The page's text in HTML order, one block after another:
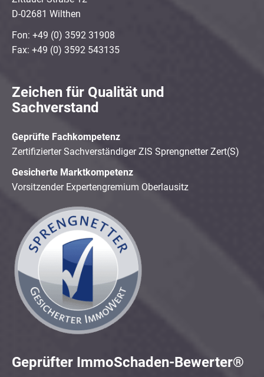
D-02681 Wilthen
Fon: +49 (0) 3592 31908
Fax: +49 (0) 3592 543135
Zeichen für Qualität und
Sachverstand
Geprüfte Fachkompetenz
Zertifizierter Sachverständiger ZIS Sprengnetter Zert(S)
Gesicherte Marktkompetenz
Vorsitzender Expertengremium Oberlausitz
Geprüfter ImmoSchaden-Bewerter®